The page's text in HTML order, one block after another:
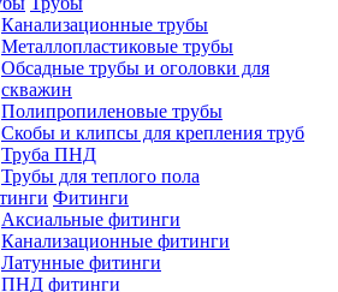
Канализационные трубы
Металлопластиковые трубы
Обсадные трубы и оголовки для
скважин
Полипропиленовые трубы
Скобы и клипсы для крепления труб
Труба ПНД
Трубы для теплого пола
Фитинги
Аксиальные фитинги
Канализационные фитинги
Латунные фитинги
ПНД фитинги